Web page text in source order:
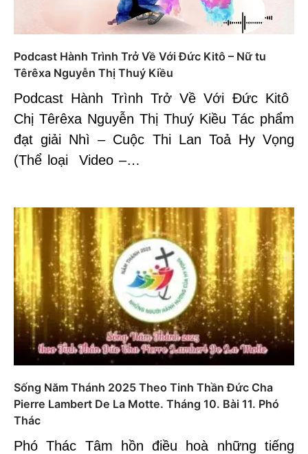
Podcast Hành Trình Trở Về Với Đức Kitô – Nữ tu
Têrêxa Nguyễn Thị Thuý Kiều
Podcast Hành Trình Trở Về Với Đức Kitô
Chị Têrêxa Nguyễn Thị Thuý Kiều Tác phẩm
đạt giải Nhì – Cuộc Thi Lan Toả Hy Vọng
(Thể loại Video –…
Sống Năm Thánh 2025 Theo Tinh Thần Đức Cha
Pierre Lambert De La Motte. Tháng 10. Bài 11. Phó
Thác
Phó Thác Tâm hồn điều hoà những tiếng